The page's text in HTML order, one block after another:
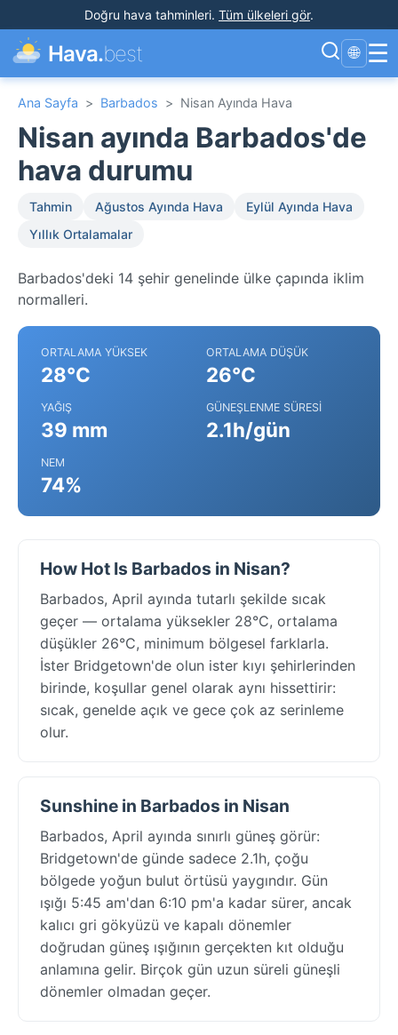
Doğru hava tahminleri. Tüm ülkeleri gör.
Hava.best 🌐 ☰
Ana Sayfa > Barbados > Nisan Ayında Hava
Nisan ayında Barbados'de
hava durumu
Tahmin Ağustos Ayında Hava
Eylül Ayında Hava
Yıllık Ortalamalar
Barbados'deki 14 şehir genelinde ülke çapında iklim
normalleri.
ORTALAMA YÜKSEK
28°C
ORTALAMA DÜŞÜK
26°C
YAĞIŞ
39 mm
GÜNEŞLENME SÜRESI
2.1h/gün
NEM
74%
How Hot Is Barbados in Nisan?
Barbados, April ayında tutarlı şekilde sıcak
geçer — ortalama yüksekler 28°C, ortalama
düşükler 26°C, minimum bölgesel farklarla.
İster Bridgetown'de olun ister kıyı şehirlerinden
birinde, koşullar genel olarak aynı hissettirir:
sıcak, genelde açık ve gece çok az serinleme
olur.
Sunshine in Barbados in Nisan
Barbados, April ayında sınırlı güneş görür:
Bridgetown'de günde sadece 2.1h, çoğu
bölgede yoğun bulut örtüsü yaygındır. Gün
ışığı 5:45 am'dan 6:10 pm'a kadar sürer, ancak
kalıcı gri gökyüzü ve kapalı dönemler
doğrudan güneş ışığının gerçekten kıt olduğu
anlamına gelir. Birçok gün uzun süreli güneşli
dönemler olmadan geçer.